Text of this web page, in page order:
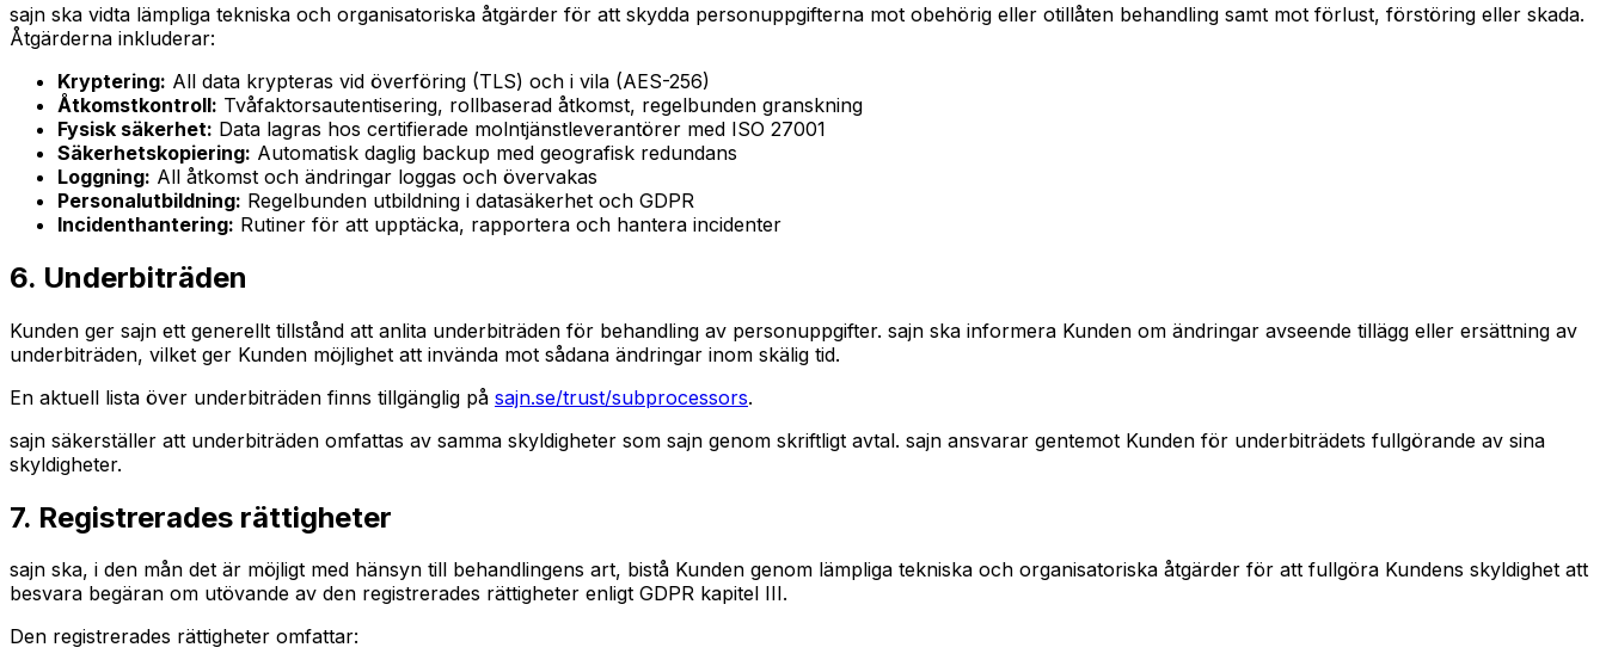
sajn ska vidta lämpliga tekniska och organisatoriska åtgärder för att skydda personuppgifterna mot obehörig eller otillåten behandling samt mot förlust, förstöring eller skada.
Åtgärderna inkluderar:
Kryptering: All data krypteras vid överföring (TLS) och i vila (AES-256)
Åtkomstkontroll: Tvåfaktorsautentisering, rollbaserad åtkomst, regelbunden granskning
Fysisk säkerhet: Data lagras hos certifierade molntjänstleverantörer med ISO 27001
Säkerhetskopiering: Automatisk daglig backup med geografisk redundans
Loggning: All åtkomst och ändringar loggas och övervakas
Personalutbildning: Regelbunden utbildning i datasäkerhet och GDPR
Incidenthantering: Rutiner för att upptäcka, rapportera och hantera incidenter
6. Underbiträden
Kunden ger sajn ett generellt tillstånd att anlita underbiträden för behandling av personuppgifter. sajn ska informera Kunden om ändringar avseende tillägg eller ersättning av
underbiträden, vilket ger Kunden möjlighet att invända mot sådana ändringar inom skälig tid.
En aktuell lista över underbiträden finns tillgänglig på sajn.se/trust/subprocessors.
sajn säkerställer att underbiträden omfattas av samma skyldigheter som sajn genom skriftligt avtal. sajn ansvarar gentemot Kunden för underbiträdets fullgörande av sina
skyldigheter.
7. Registrerades rättigheter
sajn ska, i den mån det är möjligt med hänsyn till behandlingens art, bistå Kunden genom lämpliga tekniska och organisatoriska åtgärder för att fullgöra Kundens skyldighet att
besvara begäran om utövande av den registrerades rättigheter enligt GDPR kapitel III.
Den registrerades rättigheter omfattar: